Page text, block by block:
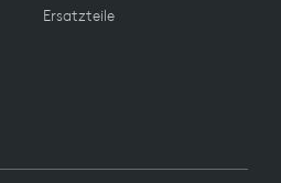
Ersatzteile